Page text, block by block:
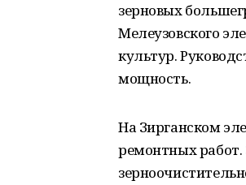
зерновых
Мелеузовского
культур.
мощность.
На Зирганском
ремонтных работ.